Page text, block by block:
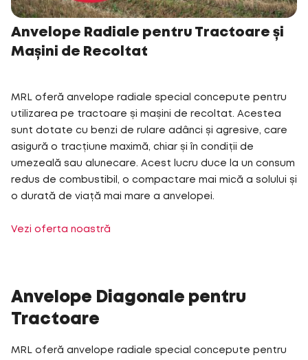
Anvelope Radiale pentru Tractoare și
Mașini de Recoltat
MRL oferă anvelope radiale special concepute pentru
utilizarea pe tractoare și mașini de recoltat. Acestea
sunt dotate cu benzi de rulare adânci și agresive, care
asigură o tracțiune maximă, chiar și în condiții de
umezeală sau alunecare. Acest lucru duce la un consum
redus de combustibil, o compactare mai mică a solului și
o durată de viață mai mare a anvelopei.
Vezi oferta noastră
Anvelope Diagonale pentru
Tractoare
MRL oferă anvelope radiale special concepute pentru